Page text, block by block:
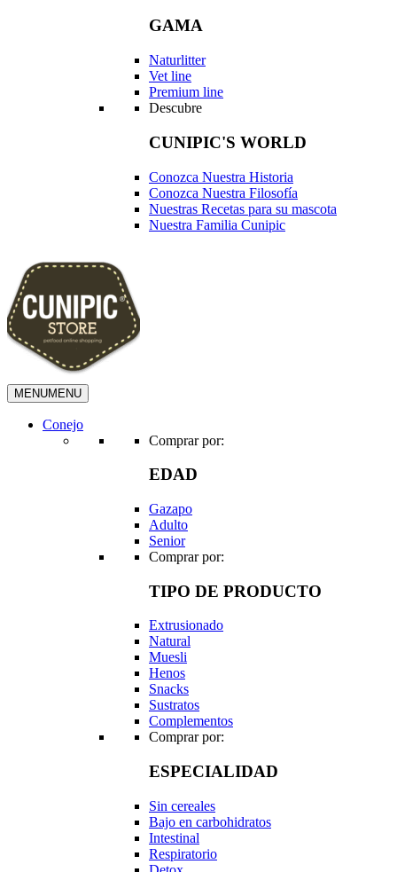
GAMA
Naturlitter
Vet line
Premium line
Descubre
CUNIPIC'S WORLD
Conozca Nuestra Historia
Conozca Nuestra Filosofía
Nuestras Recetas para su mascota
Nuestra Familia Cunipic
MENUMENU
Conejo
Comprar por:
EDAD
Gazapo
Adulto
Senior
Comprar por:
TIPO DE PRODUCTO
Extrusionado
Natural
Muesli
Henos
Snacks
Sustratos
Complementos
Comprar por:
ESPECIALIDAD
Sin cereales
Bajo en carbohidratos
Intestinal
Respiratorio